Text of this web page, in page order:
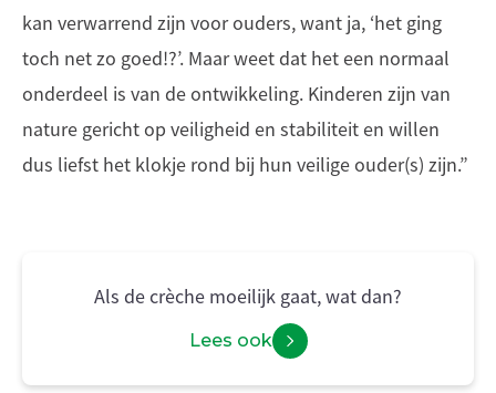
kan verwarrend zijn voor ouders, want ja, ‘het ging
toch net zo goed!?’. Maar weet dat het een normaal
onderdeel is van de ontwikkeling. Kinderen zijn van
nature gericht op veiligheid en stabiliteit en willen
dus liefst het klokje rond bij hun veilige ouder(s) zijn.”
Als de crèche moeilijk gaat, wat dan?
Lees ook